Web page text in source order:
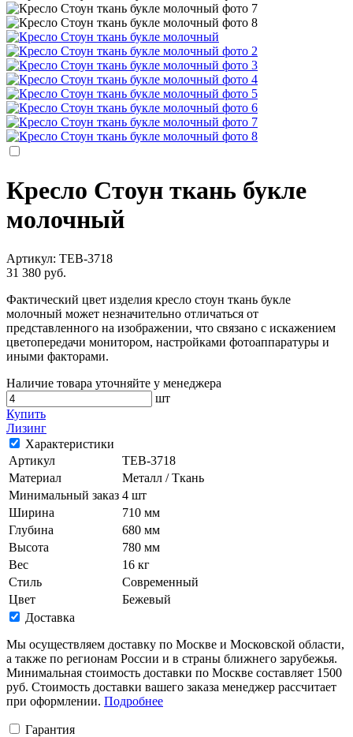
Кресло Стоун ткань букле
молочный
Артикул: TEB-3718
31 380 руб.
Фактический цвет изделия кресло стоун ткань букле
молочный может незначительно отличаться от
представленного на изображении, что связано с искажением
цветопередачи монитором, настройками фотоаппаратуры и
иными факторами.
Наличие товара уточняйте у менеджера
шт
Купить
Лизинг
Характеристики
Артикул
TEB-3718
Материал
Металл / Ткань
Минимальный заказ 4 шт
Ширина
710 мм
Глубина
680 мм
Высота
780 мм
Вес
16 кг
Стиль
Современный
Цвет
Бежевый
Доставка
Мы осуществляем доставку по Москве и Московской области,
а также по регионам России и в страны ближнего зарубежья.
Минимальная стоимость доставки по Москве составляет 1500
руб. Стоимость доставки вашего заказа менеджер рассчитает
при оформлении. Подробнее
Гарантия